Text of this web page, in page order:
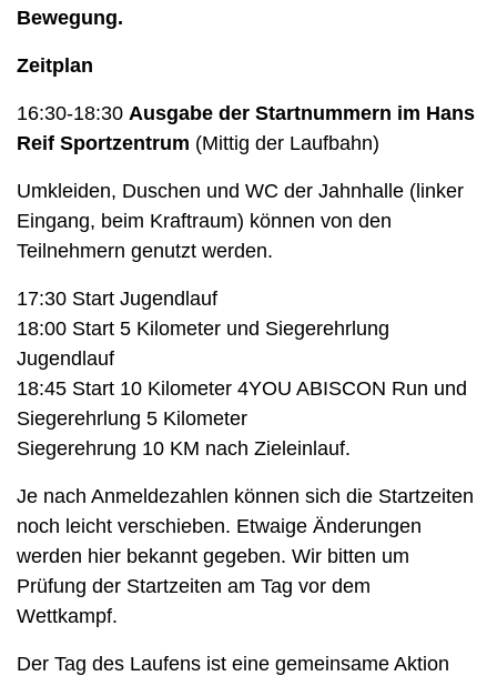
Bewegung.
Zeitplan
16:30-18:30 Ausgabe der Startnummern im Hans
Reif Sportzentrum (Mittig der Laufbahn)
Umkleiden, Duschen und WC der Jahnhalle (linker
Eingang, beim Kraftraum) können von den
Teilnehmern genutzt werden.
17:30 Start Jugendlauf
18:00 Start 5 Kilometer und Siegerehrlung
Jugendlauf
18:45 Start 10 Kilometer 4YOU ABISCON Run und
Siegerehrlung 5 Kilometer
Siegerehrung 10 KM nach Zieleinlauf.
Je nach Anmeldezahlen können sich die Startzeiten
noch leicht verschieben. Etwaige Änderungen
werden hier bekannt gegeben. Wir bitten um
Prüfung der Startzeiten am Tag vor dem
Wettkampf.
Der Tag des Laufens ist eine gemeinsame Aktion